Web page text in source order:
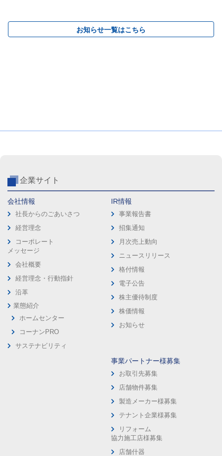
お知らせ一覧はこちら
企業サイト
会社情報
社長からのごあいさつ
経営理念
コーポレート
メッセージ
会社概要
経営理念・行動指針
沿革
業態紹介
ホームセンター
コーナンPRO
サステナビリティ
IR情報
事業報告書
招集通知
月次売上動向
ニュースリリース
格付情報
電子公告
株主優待制度
株価情報
お知らせ
事業パートナー様募集
お取引先募集
店舗物件募集
製造メーカー様募集
テナント企業様募集
リフォーム
協力施工店様募集
店舗什器